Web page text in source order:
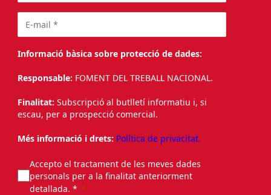
Informació bàsica sobre protecció de dades:
Responsable: FOMENT DEL TREBALL NACIONAL.
Finalitat: Subscripció al butlletí informatiu i, si
escau, per a prospecció comercial.
Més informació i drets: Política de privacitat.
Accepto el tractament de les meves dades
personals per a la finalitat anteriorment
detallada. *